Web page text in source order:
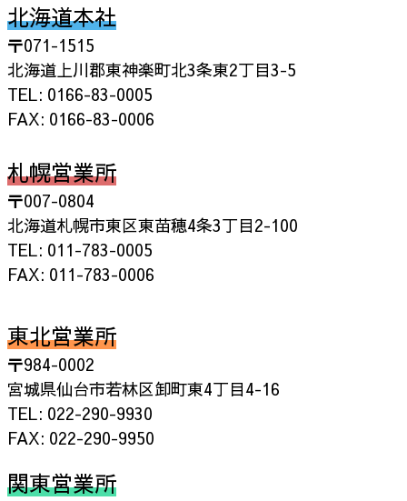
北海道本社
〒071-1515
北海道上川郡東神楽町北3条東2丁目3-5
TEL: 0166-83-0005
FAX: 0166-83-0006
札幌営業所
〒007-0804
北海道札幌市東区東苗穂4条3丁目2-100
TEL: 011-783-0005
FAX: 011-783-0006
東北営業所
〒984-0002
宮城県仙台市若林区卸町東4丁目4-16
TEL: 022-290-9930
FAX: 022-290-9950
関東営業所